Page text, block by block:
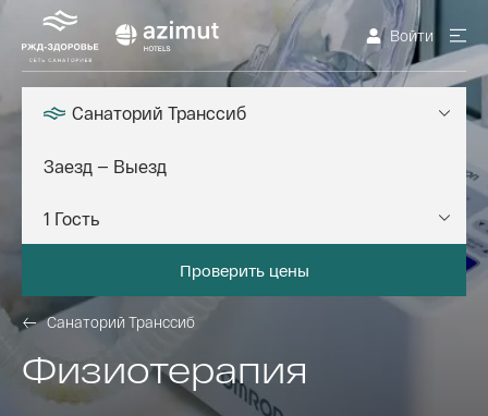
Войти
Санаторий Транссиб
Проверить цены
Санаторий Транссиб
Физиотерапия